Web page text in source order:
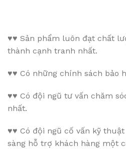
♥♥ Sản phẩm luôn đạt chất
thành cạnh tranh nhất.
♥♥ Có những chính sách bảo
♥♥ Có đội ngũ tư vấn chăm
nhất.
♥♥ Có đội ngũ cố vấn kỹ
sàng hỗ trợ khách hàng một